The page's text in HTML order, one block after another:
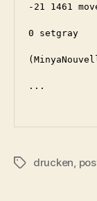
-21 1461
0 setgray
...
Schlagwörter
drucken